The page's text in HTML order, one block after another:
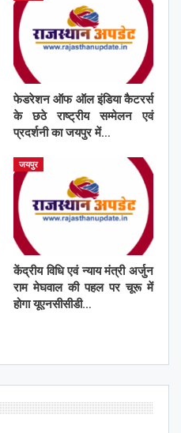
फेडरेशन ऑफ ऑल इंडिया कैटरर्स
के छठे राष्ट्रीय सम्मेलन एवं
प्रदर्शनी का जयपुर में…
जयपुर
केंद्रीय विधि एवं न्याय मंत्री अर्जुन
राम मेघवाल की पहल पर चूरू में
होगा यूएनसीसीडी…